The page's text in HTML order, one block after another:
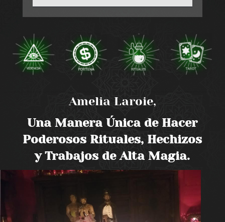
Amelia Laroie,
Una Manera Única de Hacer
Poderosos Rituales, Hechizos
y Trabajos de Alta Magia.